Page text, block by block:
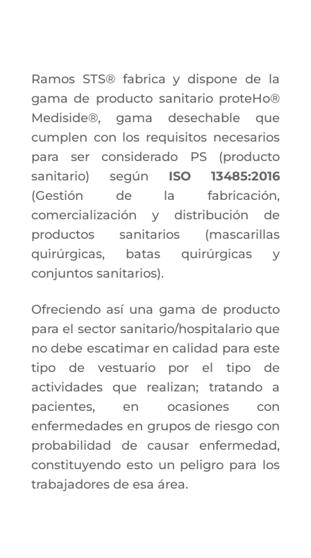
Ramos STS® fabrica y dispone de la
gama de producto sanitario proteHo®
Mediside®, gama desechable que
cumplen con los requisitos necesarios
para ser considerado PS (producto
sanitario) según ISO 13485:2016
(Gestión de la fabricación,
comercialización y distribución de
productos sanitarios (mascarillas
quirúrgicas, batas quirúrgicas y
conjuntos sanitarios).
Ofreciendo así una gama de producto
para el sector sanitario/hospitalario que
no debe escatimar en calidad para este
tipo de vestuario por el tipo de
actividades que realizan; tratando a
pacientes, en ocasiones con
enfermedades en grupos de riesgo con
probabilidad de causar enfermedad,
constituyendo esto un peligro para los
trabajadores de esa área.